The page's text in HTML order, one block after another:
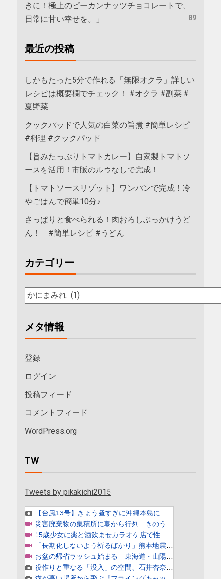
きに！極上のピーカンナッツチョコレートで、
日常に甘い幸せを。」
89
最近の投稿
しかもたった5分で作れる「無限オクラ」詳しい
レシピは概要欄でチェック！ #オクラ #副菜 #
夏野菜
クックパッドで人気の白菜の旨煮 #簡単レシピ
#料理 #クックパッド
【旨みたっぷりトマトカレー】自家製トマトソ
ースを活用！市販のルウなしで完成！
【トマトソースリゾット】ワンパンで完成！冷
やごはんで簡単10分♪
さっぱりと食べられる！肉おろしぶっかけうど
ん！ #簡単レシピ #うどん
カテゴリー
メタ情報
登録
ログイン
投稿フィード
コメントフィード
WordPress.org
TW
Tweets by pikakichi2015